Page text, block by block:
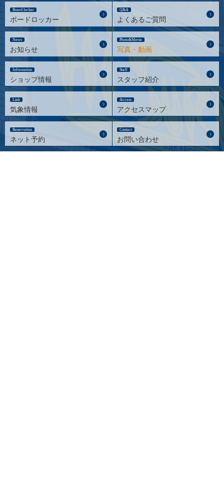
Board locker
ボードロッカー
Q&A
よくあるご質問
News
お知らせ
Photo&Movie
写真・動画
Information
ショップ情報
Staff
スタッフ紹介
Link
気象情報
Access
アクセスマップ
Reservation
ネット予約
Contact
お問い合わせ